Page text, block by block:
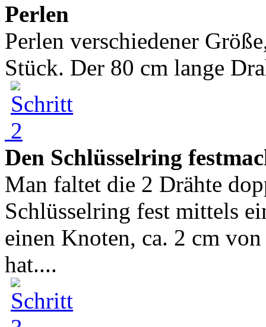
Perlen
Perlen verschiedener
Stück. Der 80 cm lange
Den Schlüsselring
Man faltet die 2 Drähte
Schlüsselring fest mittels
einen Knoten, ca. 2 cm
hat....